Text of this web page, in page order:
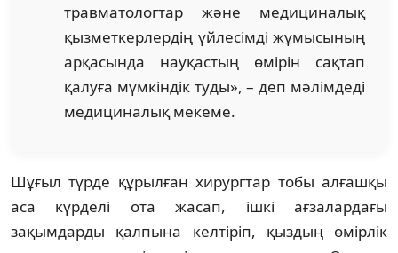
травматологтар және медициналық
қызметкерлердің үйлесімді жұмысының
арқасында науқастың өмірін сақтап
қалуға мүмкіндік туды», – деп мәлімдеді
медициналық мекеме.
Шұғыл түрде құрылған хирургтар тобы алғашқы
аса күрделі ота жасап, ішкі ағзалардағы
зақымдарды қалпына келтіріп, қыздың өмірлік